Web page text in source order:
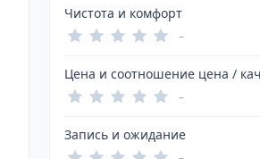
Чистота и комфорт
–
Цена и соотношение цена /
–
Запись и ожидание